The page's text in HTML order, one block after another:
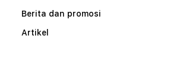
Berita dan promosi
Artikel